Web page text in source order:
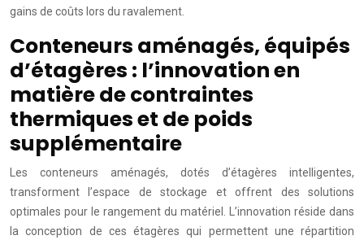
gains de coûts lors du ravalement.
Conteneurs aménagés, équipés
d’étagères : l’innovation en
matière de contraintes
thermiques et de poids
supplémentaire
Les conteneurs aménagés, dotés d’étagères intelligentes,
transforment l’espace de stockage et offrent des solutions
optimales pour le rangement du matériel. L’innovation réside dans
la conception de ces étagères qui permettent une répartition